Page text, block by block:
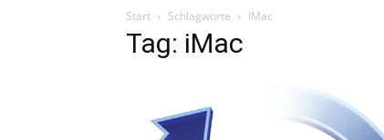
Start Schlagworte IMac
Tag: iMac